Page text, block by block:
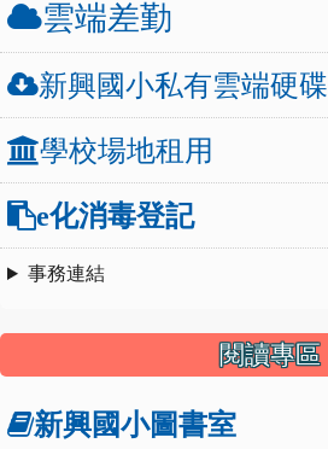
雲端差勤
新興國小私有雲端硬碟
學校場地租用
e化消毒登記
事務連結
閱讀專區
新興國小圖書室